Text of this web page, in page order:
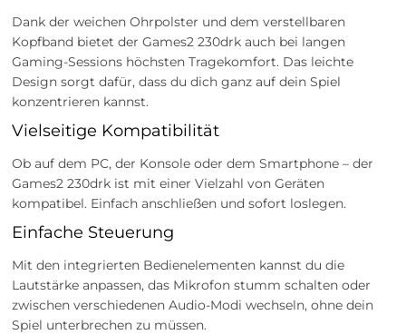
Dank der weichen Ohrpolster und dem verstellbaren
Kopfband bietet der Games2 230drk auch bei langen
Gaming-Sessions höchsten Tragekomfort. Das leichte
Design sorgt dafür, dass du dich ganz auf dein Spiel
konzentrieren kannst.
Vielseitige Kompatibilität
Ob auf dem PC, der Konsole oder dem Smartphone – der
Games2 230drk ist mit einer Vielzahl von Geräten
kompatibel. Einfach anschließen und sofort loslegen.
Einfache Steuerung
Mit den integrierten Bedienelementen kannst du die
Lautstärke anpassen, das Mikrofon stumm schalten oder
zwischen verschiedenen Audio-Modi wechseln, ohne dein
Spiel unterbrechen zu müssen.